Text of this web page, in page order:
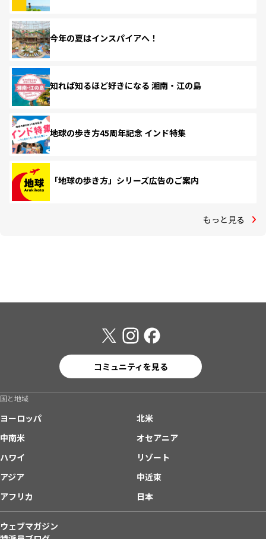
今年の夏はインスパイアへ！
知れば知るほど好きになる 湘南・江の島
地球の歩き方45周年記念 インド特集
「地球の歩き方」シリーズ広告のご案内
もっと見る
コミュニティを見る
国と地域
ヨーロッパ
北米
中南米
オセアニア
ハワイ
リゾート
アジア
中近東
アフリカ
日本
ウェブマガジン